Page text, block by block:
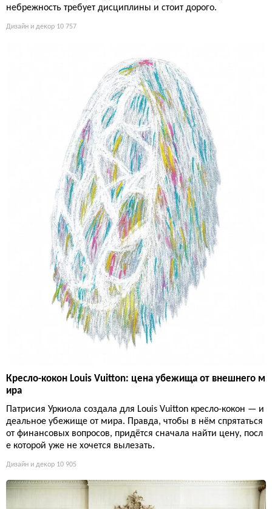
небрежность требует дисциплины и стоит дорого.
Дизайн и декор 10 757
Кресло-кокон Louis Vuitton: цена убежища от внешнего м
ира
Патрисия Уркиола создала для Louis Vuitton кресло-кокон — и
деальное убежище от мира. Правда, чтобы в нём спрятаться
от финансовых вопросов, придётся сначала найти цену, посл
е которой уже не хочется вылезать.
Дизайн и декор 10 905